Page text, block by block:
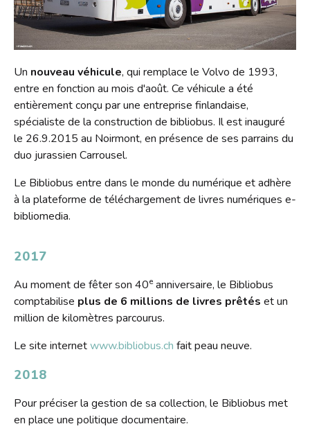
Un nouveau véhicule, qui remplace le Volvo de 1993,
entre en fonction au mois d'août. Ce véhicule a été
entièrement conçu par une entreprise finlandaise,
spécialiste de la construction de bibliobus. Il est inauguré
le 26.9.2015 au Noirmont, en présence de ses parrains du
duo jurassien Carrousel.
Le Bibliobus entre dans le monde du numérique et adhère
à la plateforme de téléchargement de livres numériques e-
bibliomedia.
2017
Au moment de fêter son 40e anniversaire, le Bibliobus
comptabilise plus de 6 millions de livres prêtés et un
million de kilomètres parcourus.
Le site internetwww.bibliobus.ch fait peau neuve.
2018
Pour préciser la gestion de sa collection, le Bibliobus met
en place une politique documentaire.